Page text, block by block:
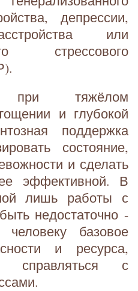
депрессии,
или
стрессового
тяжёлом
и глубокой
поддержка
состояние,
и сделать
эффективной. В
лишь работы с
недостаточно -
базовое
и ресурса,
с